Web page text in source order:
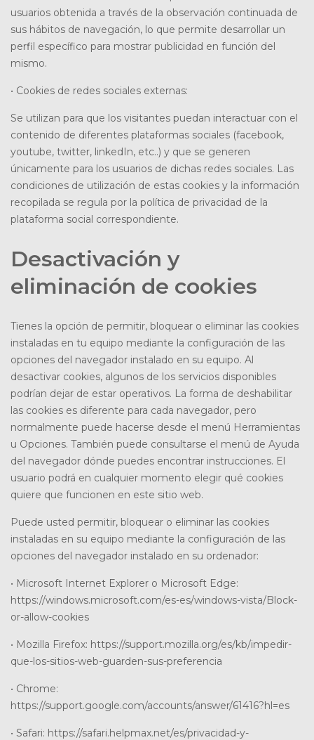
usuarios obtenida a través de la observación continuada de
sus hábitos de navegación, lo que permite desarrollar un
perfil específico para mostrar publicidad en función del
mismo.
• Cookies de redes sociales externas:
Se utilizan para que los visitantes puedan interactuar con el
contenido de diferentes plataformas sociales (facebook,
youtube, twitter, linkedIn, etc..) y que se generen
únicamente para los usuarios de dichas redes sociales. Las
condiciones de utilización de estas cookies y la información
recopilada se regula por la política de privacidad de la
plataforma social correspondiente.
Desactivación y
eliminación de cookies
Tienes la opción de permitir, bloquear o eliminar las cookies
instaladas en tu equipo mediante la configuración de las
opciones del navegador instalado en su equipo. Al
desactivar cookies, algunos de los servicios disponibles
podrían dejar de estar operativos. La forma de deshabilitar
las cookies es diferente para cada navegador, pero
normalmente puede hacerse desde el menú Herramientas
u Opciones. También puede consultarse el menú de Ayuda
del navegador dónde puedes encontrar instrucciones. El
usuario podrá en cualquier momento elegir qué cookies
quiere que funcionen en este sitio web.
Puede usted permitir, bloquear o eliminar las cookies
instaladas en su equipo mediante la configuración de las
opciones del navegador instalado en su ordenador:
• Microsoft Internet Explorer o Microsoft Edge:
https://windows.microsoft.com/es-es/windows-vista/Block-
or-allow-cookies
• Mozilla Firefox: https://support.mozilla.org/es/kb/impedir-
que-los-sitios-web-guarden-sus-preferencia
• Chrome:
https://support.google.com/accounts/answer/61416?hl=es
• Safari: https://safari.helpmax.net/es/privacidad-y-